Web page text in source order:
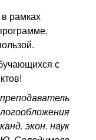
рамках
с
канд. экон. наук